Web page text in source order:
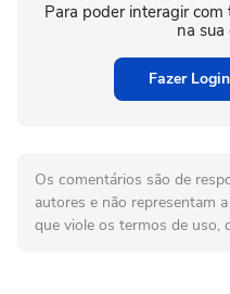
Para poder interagir
na sua
Fazer
Os comentários são de
autores e não representam
que viole os termos de uso,